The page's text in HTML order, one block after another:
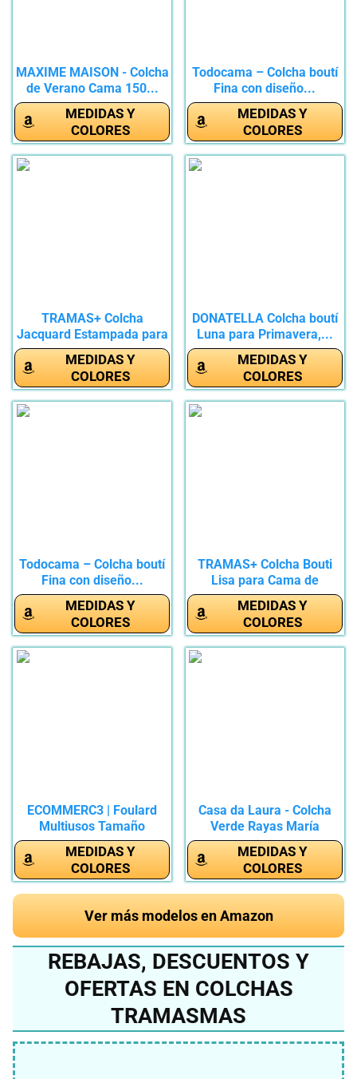
MAXIME MAISON - Colcha
de Verano Cama 150...
MEDIDAS Y
COLORES
Todocama – Colcha boutí
Fina con diseño...
MEDIDAS Y
COLORES
TRAMAS+ Colcha
Jacquard Estampada para
Cama,...
MEDIDAS Y
COLORES
DONATELLA Colcha boutí
Luna para Primavera,...
MEDIDAS Y
COLORES
Todocama – Colcha boutí
Fina con diseño...
MEDIDAS Y
COLORES
TRAMAS+ Colcha Bouti
Lisa para Cama de
Primavera y...
MEDIDAS Y
COLORES
ECOMMERC3 | Foulard
Multiusos Tamaño
130x180 cm...
MEDIDAS Y
COLORES
Casa da Laura - Colcha
Verde Rayas María
280x260...
MEDIDAS Y
COLORES
Ver más modelos en Amazon
REBAJAS, DESCUENTOS Y
OFERTAS EN COLCHAS
TRAMASMAS